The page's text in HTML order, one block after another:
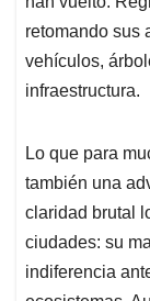
retomando sus
vehículos,
infraestructura.
Lo que para
también una
claridad brutal
ciudades: su
indiferencia